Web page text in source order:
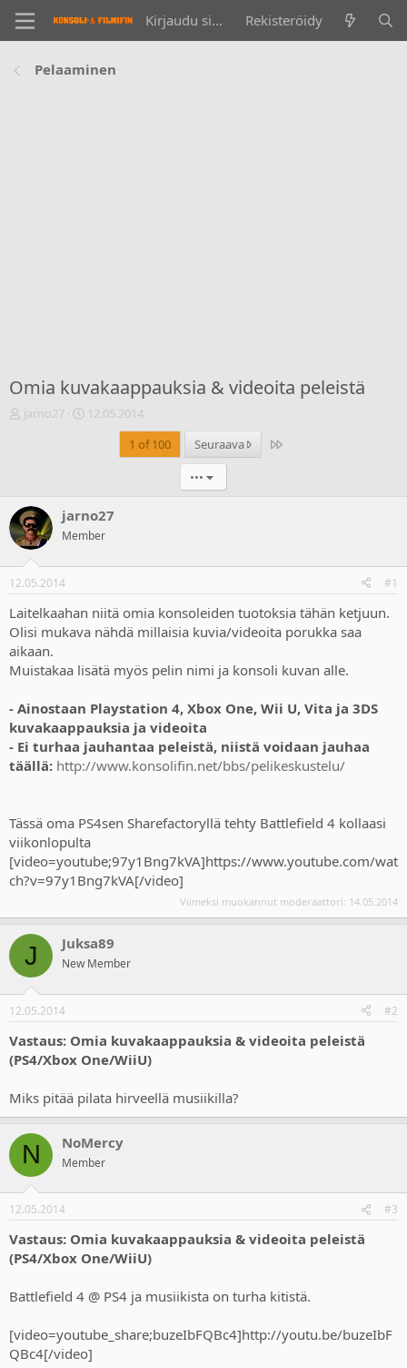
Kirjaudu sisään Rekisteröidy
Pelaaminen
Omia kuvakaappauksia & videoita peleistä
V
k
e
t
u
n
a
l
o
i
t
a
j
a
jarno27
A
s
p
ä
ä
m
ä
ä
12.05.2014
1 of 100
Seuraava Last
•••
jarno27
Member
12.05.2014 #1
Laitelkaahan niitä omia konsoleiden tuotoksia tähän ketjuun.
Olisi mukava nähdä millaisia kuvia/videoita porukka saa
aikaan.
Muistakaa lisätä myös pelin nimi ja konsoli kuvan alle.
- Ainostaan Playstation 4, Xbox One, Wii U, Vita ja 3DS
kuvakaappauksia ja videoita
- Ei turhaa jauhantaa peleistä, niistä voidaan jauhaa
täällä: http://www.konsolifin.net/bbs/pelikeskustelu/
Tässä oma PS4sen Sharefactoryllä tehty Battlefield 4 kollaasi
viikonlopulta
[video=youtube;97y1Bng7kVA]https://www.youtube.com/wat
ch?v=97y1Bng7kVA[/video]
Viimeksi muokannut moderaattori: 14.05.2014
J Juksa89
New Member
12.05.2014 #2
Vastaus: Omia kuvakaappauksia & videoita peleistä
(PS4/Xbox One/WiiU)
Miks pitää pilata hirveellä musiikilla?
N NoMercy
Member
12.05.2014 #3
Vastaus: Omia kuvakaappauksia & videoita peleistä
(PS4/Xbox One/WiiU)
Battlefield 4 @ PS4 ja musiikista on turha kitistä.
[video=youtube_share;buzeIbFQBc4]http://youtu.be/buzeIbF
QBc4[/video]